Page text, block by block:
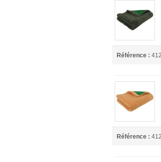
Référence :
Référence :